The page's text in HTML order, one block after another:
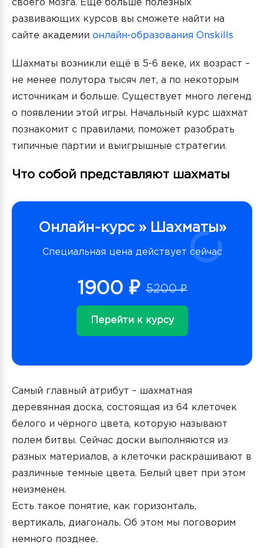
своего мозга. Еще больше полезных
развивающих курсов вы сможете найти на
сайте академии онлайн-образования Onskills
Шахматы возникли ещё в 5-6 веке, их возраст –
не менее полутора тысяч лет, а по некоторым
источникам и больше. Существует много легенд
о появлении этой игры. Начальный курс шахмат
познакомит с правилами, поможет разобрать
типичные партии и выигрышные стратегии.
Что собой представляют шахматы
Онлайн-курс » Шахматы»
Специальная цена действует сейчас
1900 ₽ 5200 ₽
Перейти к курсу
Самый главный атрибут – шахматная
деревянная доска, состоящая из 64 клеточек
белого и чёрного цвета, которую называют
полем битвы. Сейчас доски выполняются из
разных материалов, а клеточки раскрашивают в
различные темные цвета. Белый цвет при этом
неизменен.
Есть такое понятие, как горизонталь,
вертикаль, диагональ. Об этом мы поговорим
немного позднее.